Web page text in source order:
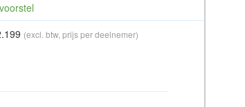
(excl. btw, prijs per deelnemer)